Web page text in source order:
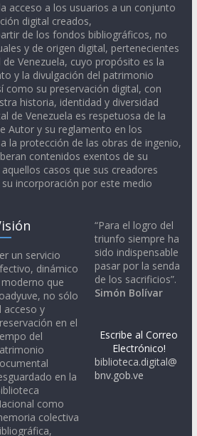
acceso a los usuarios a un conjunto
digital creados,
de los fondos bibliográficos, no
y de origen digital, pertenecientes
Venezuela, cuyo propósito es la
y la divulgación del patrimonio
como su preservación digital, con
historia, identidad y diversidad
de Venezuela es respetuosa de la
Autor y su reglamento en los
la protección de las obras de ingenio,
contenidos exentos de su
casos que sus creadores
incorporación por este medio
un servicio
dinámico
que
no sólo
acceso y
en el
del
en la
como
colectiva
“Para el logro del
triunfo siempre ha
sido indispensable
pasar por la senda
de los sacrificios”.
Simón Bolívar
Escribe al Correo
Electrónico!
biblioteca.digital@
bnv.gob.ve